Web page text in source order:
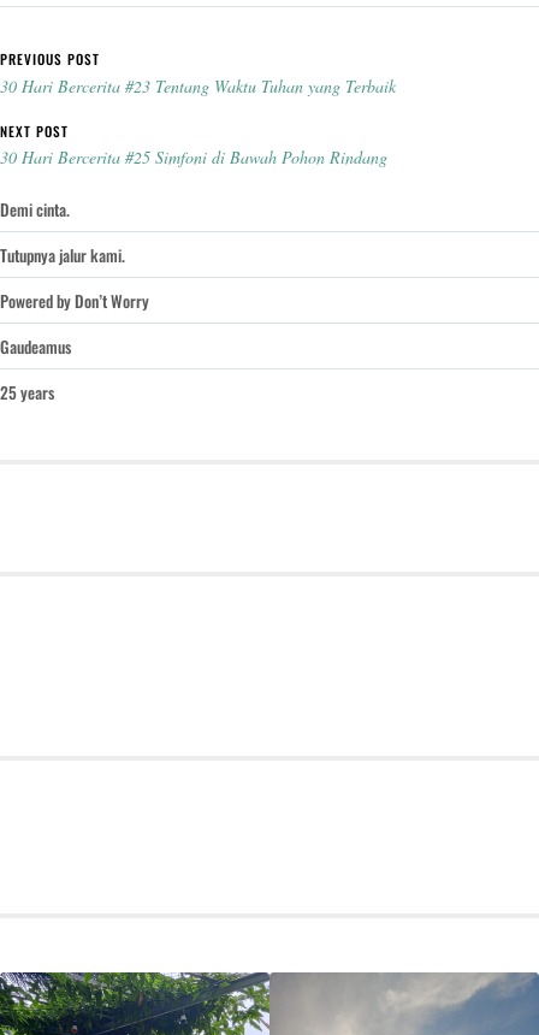
Post navigation
PREVIOUS POST
30 Hari Bercerita #23 Tentang Waktu Tuhan yang Terbaik
NEXT POST
30 Hari Bercerita #25 Simfoni di Bawah Pohon Rindang
Demi cinta.
Tutupnya jalur kami.
Powered by Don’t Worry
Gaudeamus
25 years